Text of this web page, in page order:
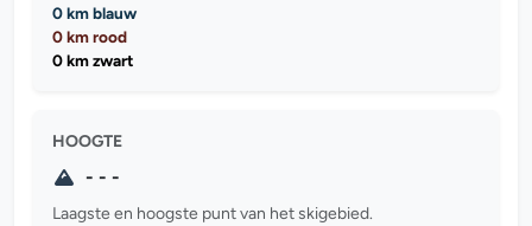
0 km blauw
0 km rood
0 km zwart
HOOGTE
- - -
Laagste en hoogste punt van het skigebied.